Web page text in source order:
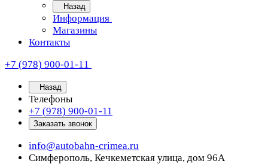
Назад
Информация
Магазины
Контакты
+7 (978) 900-01-11
Назад
Телефоны
+7 (978) 900-01-11
Заказать звонок
info@autobahn-crimea.ru
Симферополь, Кечкеметская улица, дом 96А